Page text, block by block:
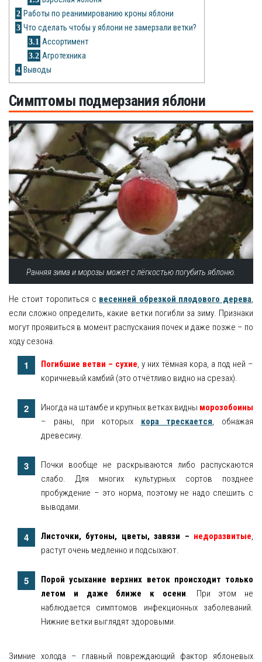
Рецепты
О сайте
2 Работы по реанимированию кроны яблони
3 Что сделать чтобы у яблони не замерзали ветки?
3.1 Ассортимент
3.2 Агротехника
4 Выводы
Симптомы подмерзания яблони
Ранняя зима и морозы может с лёгкостью погубить яблоню.
Не стоит торопиться с весенней обрезкой плодового дерева
если сложно определить, какие ветки погибли за зиму. Признаки
могут проявиться в момент распускания почек и даже позже – по
ходу сезона.
Погибшие ветви – сухие , у них тёмная кора, а под ней –
коричневый камбий (это отчётливо видно на срезах).
Иногда на штамбе и крупных ветках видны морозобоины
– раны, при которых кора трескается , обнажая
древесину.
Почки вообще не раскрываются либо распускаются
слабо. Для многих культурных сортов позднее
пробуждение – это норма, поэтому не надо спешить с
выводами.
Листочки, бутоны, цветы, завязи – недоразвитые
растут очень медленно и подсыхают.
Порой усыхание верхних веток происходит только
летом и даже ближе к осени . При этом не
наблюдается симптомов инфекционных заболеваний.
Нижние ветки выглядят здоровыми.
Зимние холода – главный повреждающий фактор яблоневых